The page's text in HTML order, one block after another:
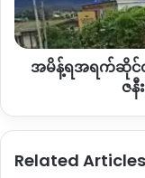
ဖားကန့်မြို့နယ်မှာ စစ်
လှုပ်ရှားရာနယ်မြေဖြ
တောင်းခံနေရတဲ့ကိစ္စ
ပါတယ်။
ခံ
ရ
ပြီး
ဆိုင်ရှင်
အမျိုးသား
ဖြစ်
အမိန့်ရအရက်ဆိုင်ဝင်
ဇ
Related Articles